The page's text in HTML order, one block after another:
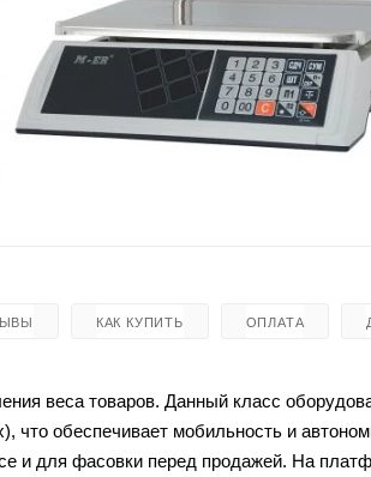
КАК КУПИТЬ ОПЛАТА
веса товаров. Данный класс
что обеспечивает мобильность и
и для фасовки перед продажей. На